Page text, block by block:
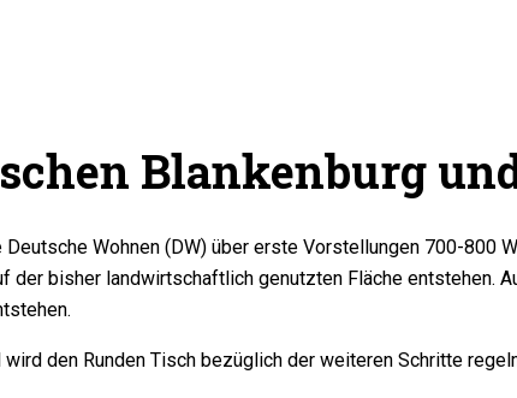
Blankenburg
Wohnen (DW) über erste Vorstellungen 700-800
bisher landwirtschaftlich genutzten Fläche entstehen.
den Runden Tisch bezüglich der weiteren Schritte